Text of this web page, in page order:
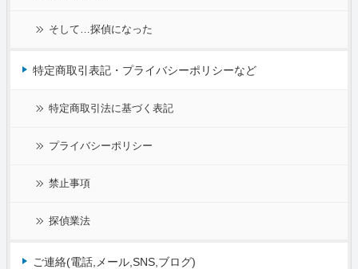
そして…探偵になった
特定商取引表記・プライバシーポリシーなど
特定商取引法に基づく表記
プライバシーポリシー
禁止事項
探偵業法
ご連絡(電話,メール,SNS,ブログ)